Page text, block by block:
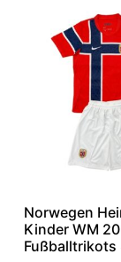
Norwegen
Kinder WM
Fußballtrikots